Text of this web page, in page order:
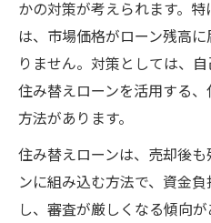
かの対策が考えられます。
は、市場価格がローン残高
りません。対策としては、
住み替えローンを活用する
方法があります。
住み替えローンは、売却後
ンに組み込む方法で、資金
し、審査が厳しくなる傾向